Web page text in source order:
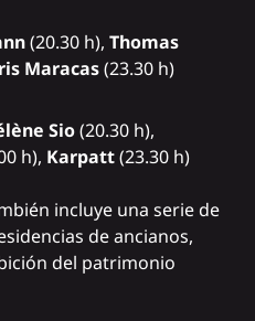
(20.30 h), Thomas
Maracas(23.30 h)
Sio(20.30 h),
h), Karpatt(23.30 h)
incluye una serie de
de ancianos,
del patrimonio